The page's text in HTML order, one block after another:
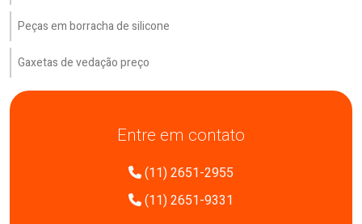
Peças em borracha de silicone
Gaxetas de vedação preço
Entre em contato
(11) 2651-2955
(11) 2651-9331